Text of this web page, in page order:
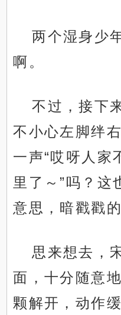
两个湿身少
啊。
不过，接下
不小心左脚绊
一声“哎呀人家
里了～”吗？这
意思，暗戳戳
思来想去，
面，十分随意
颗解开，动作